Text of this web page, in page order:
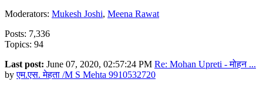
Moderators: Mukesh Joshi, Meena Rawat
Posts: 7,336
Topics: 94
Last post: June 07, 2020, 02:57:24 PM Re: Mohan Upreti - मोहन ...
byएम.एस. मेहता /M S Mehta 9910532720